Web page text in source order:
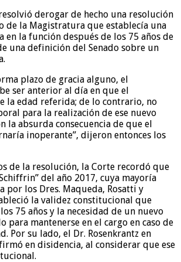
derogar de hecho una resolución
de la Magistratura que establecía una
en la función después de los 75 años de
una definición del Senado sobre un
plazo de gracia alguno, el
ser anterior al día en que el
la edad referida; de lo contrario, no
para la realización de ese nuevo
la absurda consecuencia de que el
inoperante”, dijeron entonces los
de la resolución, la Corte recordó que
del año 2017, cuya mayoría
por los Dres. Maqueda, Rosatti y
la validez constitucional que
75 años y la necesidad de un nuevo
para mantenerse en el cargo en caso de
Por su lado, el Dr. Rosenkrantz en
en disidencia, al considerar que ese